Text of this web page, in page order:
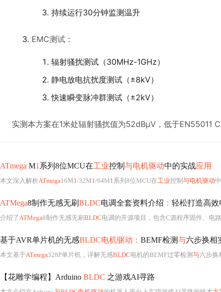
持续运行30分钟监测温升
EMC测试：
辐射骚扰测试（30MHz-1GHz）
静电放电抗扰度测试（±8kV）
快速瞬变脉冲群测试（±2kV）
实测本方案在1米处辐射骚扰值为52dBμV，低于EN55011
ATmega M1 系列8位MCU在工业控制 与电机驱动中的实战应用
本文深入解析ATmega16M1/32M1/64M1系列8位MCU在工业控制 与电机驱动
ATMega8制作无感无刷BLDC电调全套资料介绍 ： 轻松打造高
介绍了ATMega8制作无感无刷 BLDC电调的开源项目，包含C源程序固件、电路图和PCB设计文件。需微控制器
基于AVR单片机的无感BLDC电机驱动： BEMF检测与六步换相
本文基于ATmega328P单片机，详解无感BLDC电机的BEMF过零检测 与六步换相实现。涵盖硬件设计（虚拟中性点、
【花雕学编程】Arduino BLDC 之游戏AI寻路